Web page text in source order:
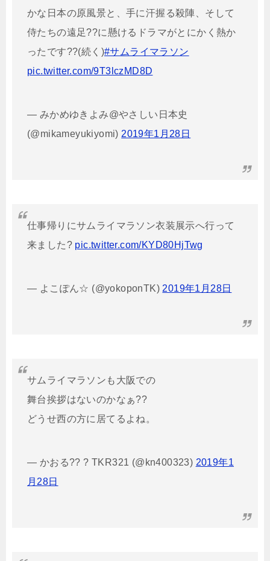
かな日本の原風景と、手に汗握る殺陣、そして
侍たちの遠足??に懸けるドラマがとにかく熱か
ったです??(続く)#サムライマラソン
pic.twitter.com/9T3lczMD8D
— みかめゆきよみ@やさしい日本史
(@mikameyukiyomi) 2019年1月28日
仕事帰りにサムライマラソン衣装展示へ行って
来ました? pic.twitter.com/KYD80HjTwg
— よこぽん☆ (@yokoponTK) 2019年1月28日
サムライマラソンも大阪での
舞台挨拶はないのかなぁ??
どうせ西の方に居てるよね。
— かおる?? ? TKR321 (@kn400323) 2019年1
月28日